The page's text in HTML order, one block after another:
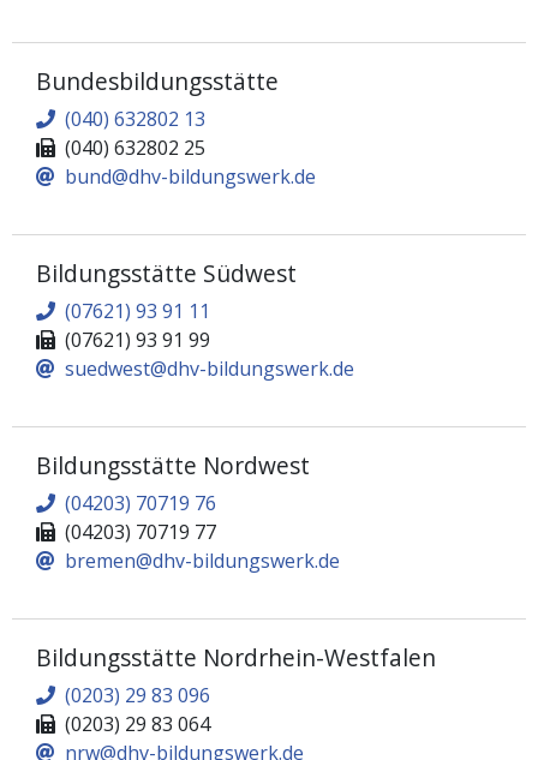
Bundesbildungsstätte
(040) 632802 13
(040) 632802 25
bund@dhv-bildungswerk.de
Bildungsstätte Südwest
(07621) 93 91 11
(07621) 93 91 99
suedwest@dhv-bildungswerk.de
Bildungsstätte Nordwest
(04203) 70719 76
(04203) 70719 77
bremen@dhv-bildungswerk.de
Bildungsstätte Nordrhein-Westfalen
(0203) 29 83 096
(0203) 29 83 064
nrw@dhv-bildungswerk.de